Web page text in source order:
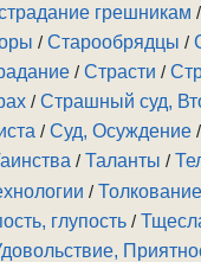
грешникам
/Старообрядцы /
/Страсти /
/Страшный суд,
/Суд, Осуждение
/Таланты /
/
глупость /